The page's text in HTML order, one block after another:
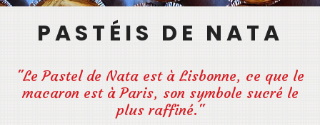
PASTÉIS DE NATA
"Le Pastel de Nata est à Lisbonne, ce que le
macaron est à Paris, son symbole sucré le
plus raffiné."